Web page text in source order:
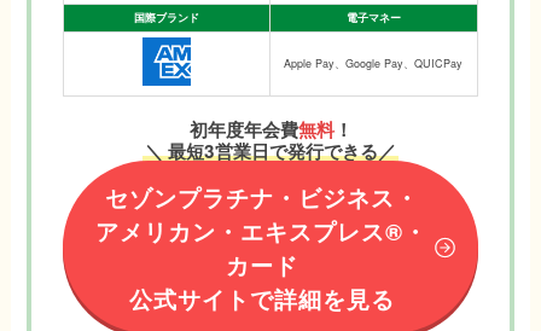
国際ブランド
電子マネー
Apple Pay、Google Pay、QUICPay
初年度年会費無料！
＼ 最短3営業日で発行できる／
セゾンプラチナ・ビジネス・
アメリカン・エキスプレス®︎・
カード
公式サイトで詳細を見る